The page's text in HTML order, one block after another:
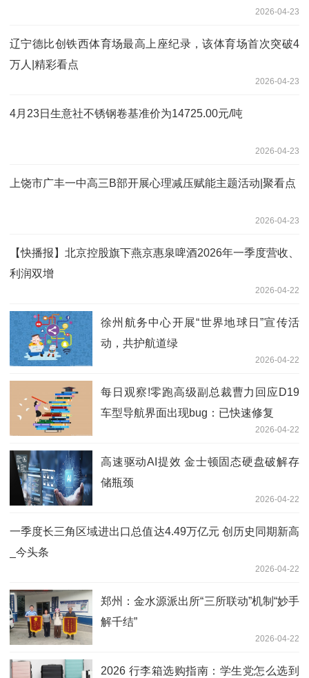
2026-04-23
辽宁德比创铁西体育场最高上座纪录，该体育场首次突破4
万人|精彩看点
2026-04-23
4月23日生意社不锈钢卷基准价为14725.00元/吨
2026-04-23
上饶市广丰一中高三B部开展心理减压赋能主题活动|聚看点
2026-04-23
【快播报】北京控股旗下燕京惠泉啤酒2026年一季度营收、
利润双增
2026-04-22
徐州航务中心开展“世界地球日”宣传活
动，共护航道绿
2026-04-22
每日观察!零跑高级副总裁曹力回应D19
车型导航界面出现bug：已快速修复
2026-04-22
高速驱动AI提效 金士顿固态硬盘破解存
储瓶颈
2026-04-22
一季度长三角区域进出口总值达4.49万亿元 创历史同期新高
_今头条
2026-04-22
郑州：金水源派出所“三所联动”机制“妙手
解千结”
2026-04-22
2026 行李箱选购指南：学生党怎么选到